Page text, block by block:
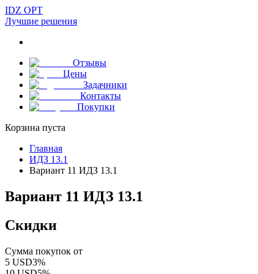
IDZ OPT
Лучшие решения
Отзывы
Цены
Задачники
Контакты
Покупки
Корзина пуста
Главная
ИДЗ 13.1
Вариант 11 ИДЗ 13.1
Вариант 11 ИДЗ 13.1
Скидки
Сумма покупок от
5 USD3%